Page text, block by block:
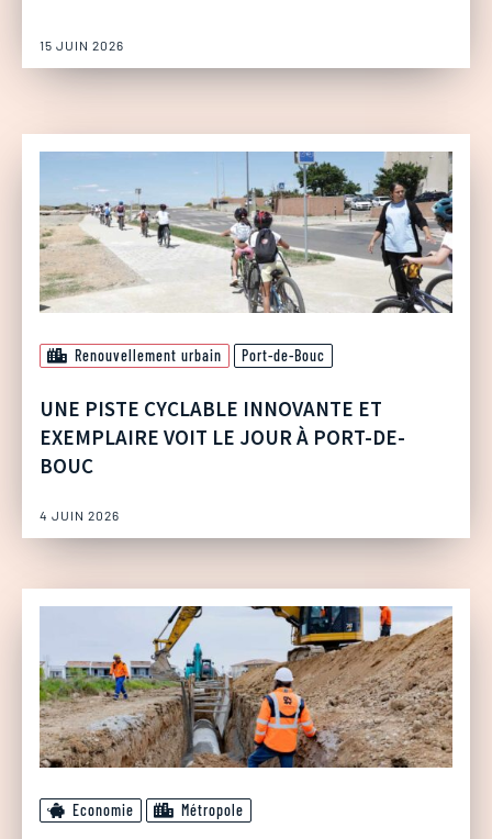
15 JUIN 2026
Renouvellement urbain Port-de-Bouc
UNE PISTE CYCLABLE INNOVANTE ET
EXEMPLAIRE VOIT LE JOUR À PORT-DE-
BOUC
4 JUIN 2026
Economie Métropole